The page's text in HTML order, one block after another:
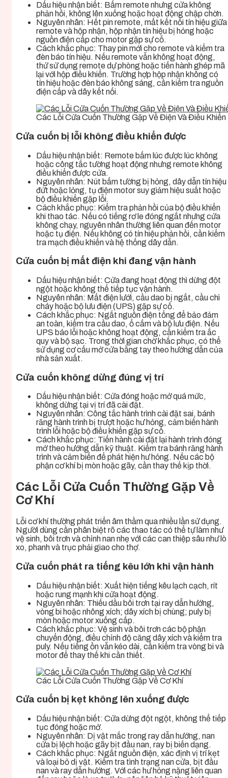
Dấu hiệu nhận biết: Bấm remote nhưng cửa không
phản hồi, không lên xuống hoặc hoạt động chập chờn.
Nguyên nhân: Hết pin remote, mất kết nối tín hiệu giữa
remote và hộp nhận, hộp nhận tín hiệu bị hỏng hoặc
nguồn điện cấp cho motor gặp sự cố.
Cách khắc phục: Thay pin mới cho remote và kiểm tra
đèn báo tín hiệu. Nếu remote vẫn không hoạt động,
thử sử dụng remote dự phòng hoặc tiến hành ghép mã
lại với hộp điều khiển. Trường hợp hộp nhận không có
tín hiệu hoặc đèn báo không sáng, cần kiểm tra nguồn
điện cấp và dây kết nối.
Các Lỗi Cửa Cuốn Thường Gặp Về Điện Và Điều Khiển
Cửa cuốn bị lỗi không điều khiển được
Dấu hiệu nhận biết: Remote bấm lúc được lúc không
hoặc công tắc tường hoạt động nhưng remote không
điều khiển được cửa.
Nguyên nhân: Nút bấm tường bị hỏng, dây dẫn tín hiệu
đứt hoặc lỏng, tụ điện motor suy giảm hiệu suất hoặc
bộ điều khiển gặp lỗi.
Cách khắc phục: Kiểm tra phản hồi của bộ điều khiển
khi thao tác. Nếu có tiếng rơ le đóng ngắt nhưng cửa
không chạy, nguyên nhân thường liên quan đến motor
hoặc tụ điện. Nếu không có tín hiệu phản hồi, cần kiểm
tra mạch điều khiển và hệ thống dây dẫn.
Cửa cuốn bị mất điện khi đang vận hành
Dấu hiệu nhận biết: Cửa đang hoạt động thì dừng đột
ngột hoặc không thể tiếp tục vận hành.
Nguyên nhân: Mất điện lưới, cầu dao bị ngắt, cầu chì
cháy hoặc bộ lưu điện (UPS) gặp sự cố.
Cách khắc phục: Ngắt nguồn điện tổng để bảo đảm
an toàn, kiểm tra cầu dao, ổ cắm và bộ lưu điện. Nếu
UPS báo lỗi hoặc không hoạt động, cần kiểm tra ắc
quy và bộ sạc. Trong thời gian chờ khắc phục, có thể
sử dụng cơ cấu mở cửa bằng tay theo hướng dẫn của
nhà sản xuất.
Cửa cuốn không dừng đúng vị trí
Dấu hiệu nhận biết: Cửa đóng hoặc mở quá mức,
không dừng tại vị trí đã cài đặt.
Nguyên nhân: Công tắc hành trình cài đặt sai, bánh
răng hành trình bị trượt hoặc hư hỏng, cảm biến hành
trình lỗi hoặc bộ điều khiển gặp sự cố.
Cách khắc phục: Tiến hành cài đặt lại hành trình đóng
mở theo hướng dẫn kỹ thuật. Kiểm tra bánh răng hành
trình và cảm biến để phát hiện hư hỏng. Nếu các bộ
phận cơ khí bị mòn hoặc gãy, cần thay thế kịp thời.
Các Lỗi Cửa Cuốn Thường Gặp Về
Cơ Khí
Lỗi cơ khí thường phát triển âm thầm qua nhiều lần sử dụng.
Người dùng cần phân biệt rõ các thao tác có thể tự làm như
vệ sinh, bôi trơn và chỉnh nan nhẹ với các can thiệp sâu như lò
xo, phanh và trục phải giao cho thợ.
Cửa cuốn phát ra tiếng kêu lớn khi vận hành
Dấu hiệu nhận biết: Xuất hiện tiếng kêu lạch cạch, rít
hoặc rung mạnh khi cửa hoạt động.
Nguyên nhân: Thiếu dầu bôi trơn tại ray dẫn hướng,
vòng bi hoặc nhông xích; dây xích bị chùng; puly bị
mòn hoặc motor xuống cấp.
Cách khắc phục: Vệ sinh và bôi trơn các bộ phận
chuyển động, điều chỉnh độ căng dây xích và kiểm tra
puly. Nếu tiếng ồn vẫn kéo dài, cần kiểm tra vòng bi và
motor để thay thế khi cần thiết.
Các Lỗi Cửa Cuốn Thường Gặp Về Cơ Khí
Cửa cuốn bị kẹt không lên xuống được
Dấu hiệu nhận biết: Cửa dừng đột ngột, không thể tiếp
tục đóng hoặc mở.
Nguyên nhân: Dị vật mắc trong ray dẫn hướng, nan
cửa bị lệch hoặc gãy bịt đầu nan, ray bị biến dạng.
Cách khắc phục: Ngắt nguồn điện, xác định vị trí kẹt
và loại bỏ dị vật. Kiểm tra tình trạng nan cửa, bịt đầu
nan và ray dẫn hướng. Với các hư hỏng nặng liên quan